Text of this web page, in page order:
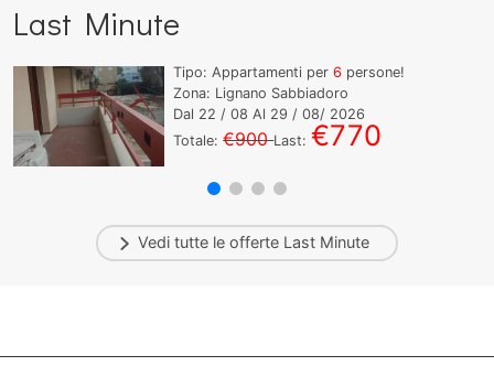
Last Minute
Tipo: Appartamenti per6 persone!
Zona: Lignano Sabbiadoro
Dal 22 / 08 Al 29 / 08/ 2026
Totale:€900Last:€770
Vedi tutte le offerte Last Minute